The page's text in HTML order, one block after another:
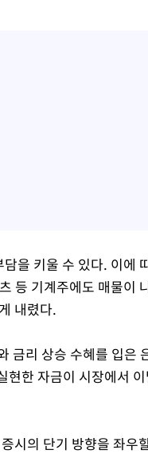
을 키울 수 있다. 이에
등 기계주에도 매물이
내렸다.
금리 상승 수혜를 입은
한 자금이 시장에서
시의 단기 방향을 좌우